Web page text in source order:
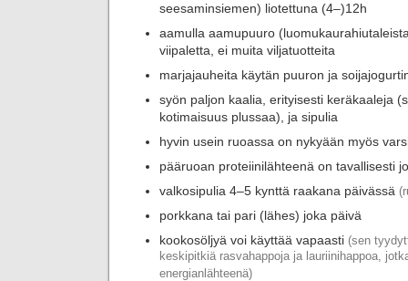
seesaminsiemen) liotettuna (4–)12h
aamulla aamupuuro
viipaletta, ei muita viljatuotteita
marjajauheita käytän puuron ja
syön paljon kaalia, erityisesti keräkaaleja
kotimaisuus plussaa), ja sipulia
hyvin usein ruoassa on nykyään myös
pääruoan proteiinilähteenä on tavallisesti
valkosipulia 4–5 kynttä raakana päivässä
porkkana tai pari (lähes) joka päivä
kookosöljyä voi käyttää vapaasti (sen
keskipitkiä rasvahappoja ja lauriinihappoa,
energianlähteenä)